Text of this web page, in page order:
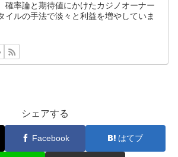
確率論と期待値にかけたカジノオーナー
イルの手法で淡々と利益を増やしていま
シェアする
Facebook はてブ